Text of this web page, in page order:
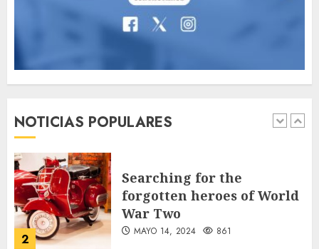
NOTICIAS POPULARES
MAYO 14, 2024
1
involucrados en
accidentes durante los
Vacación 2026
2
Searching for the
forgotten heroes of World
War Two
MAYO 14, 2024 861